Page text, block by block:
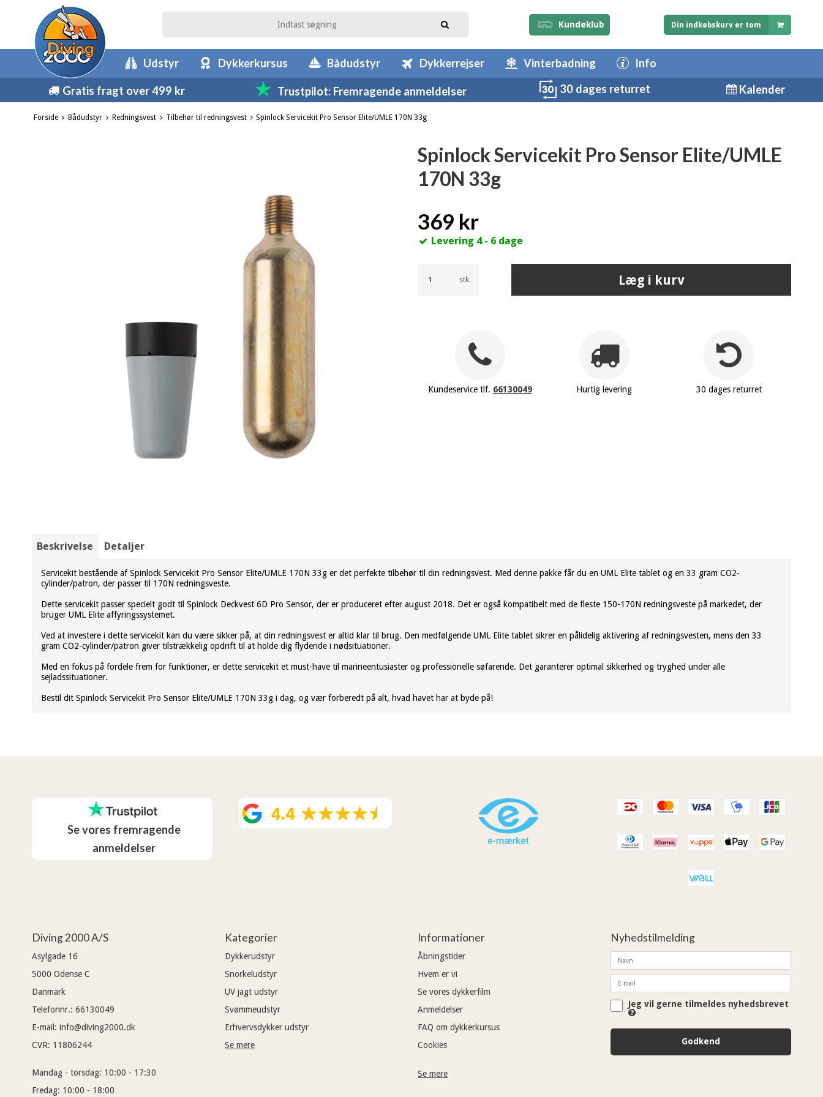
Kundeklub Din indkøbskurv er tom
Udstyr Dykkerkursus Bådudstyr Dykkerrejser Vinterbadning Info
Gratis fragt over 499 kr Trustpilot: Fremragende anmeldelser 30 dages returret Kalender
Forside Bådudstyr Redningsvest Tilbehør til redningsvest Spinlock Servicekit Pro Sensor Elite/UMLE 170N 33g
Spinlock Servicekit Pro Sensor Elite/UMLE
170N 33g
369 kr
Levering 4 - 6 dage
stk. Læg i kurv
Kundeservice tlf. 66130049 Hurtig levering 30 dages returret
Beskrivelse Detaljer
Servicekit bestående af Spinlock Servicekit Pro Sensor Elite/UMLE 170N 33g er det perfekte tilbehør til din redningsvest. Med denne pakke får du en UML Elite tablet og en 33 gram CO2-
cylinder/patron, der passer til 170N redningsveste.
Dette servicekit passer specielt godt til Spinlock Deckvest 6D Pro Sensor, der er produceret efter august 2018. Det er også kompatibelt med de fleste 150-170N redningsveste på markedet, der
bruger UML Elite affyringssystemet.
Ved at investere i dette servicekit kan du være sikker på, at din redningsvest er altid klar til brug. Den medfølgende UML Elite tablet sikrer en pålidelig aktivering af redningsvesten, mens den 33
gram CO2-cylinder/patron giver tilstrækkelig opdrift til at holde dig flydende i nødsituationer.
Med en fokus på fordele frem for funktioner, er dette servicekit et must-have til marineentusiaster og professionelle søfarende. Det garanterer optimal sikkerhed og tryghed under alle
sejladssituationer.
Bestil dit Spinlock Servicekit Pro Sensor Elite/UMLE 170N 33g i dag, og vær forberedt på alt, hvad havet har at byde på!
Se vores fremragende
anmeldelser
Diving 2000 A/S
Asylgade 16
5000 Odense C
Danmark
Telefonnr.: 66130049
E-mail : info@diving2000.dk
CVR: 11806244
Mandag - torsdag: 10:00 - 17:30
Fredag: 10:00 - 18:00
Kategorier
Dykkerudstyr
Snorkeludstyr
UV jagt udstyr
Svømmeudstyr
Erhvervsdykker udstyr
Se mere
Informationer
Åbningstider
Hvem er vi
Se vores dykkerfilm
Anmeldelser
FAQ om dykkerkursus
Cookies
Se mere
Nyhedstilmelding
Jeg vil gerne tilmeldes nyhedsbrevet
Godkend